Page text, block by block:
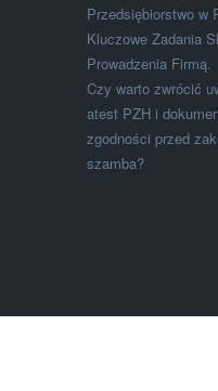
Przedsiębiorstwo w
Kluczowe Zadania
Prowadzenia Firmą.
Czy warto zwrócić
atest PZH i
zgodności przed
szamba?